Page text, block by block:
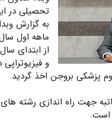
تحصیلی در
به گزارش
از ابتدای
و
پزشکی بروجن اخذ گردید.
جهت راه اندازی رشته
است.